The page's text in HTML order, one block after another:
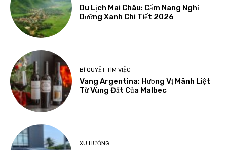
Du Lịch Mai Châu: Cẩm Nang Nghỉ
Dưỡng Xanh Chi Tiết 2026
BÍ QUYẾT TÌM VIỆC
Vang Argentina: Hương Vị Mãnh Liệt
Từ Vùng Đất Của Malbec
XU HƯỚNG